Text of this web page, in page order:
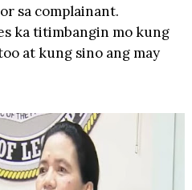
sa complainant.
ka titimbangin mo kung
at kung sino ang may